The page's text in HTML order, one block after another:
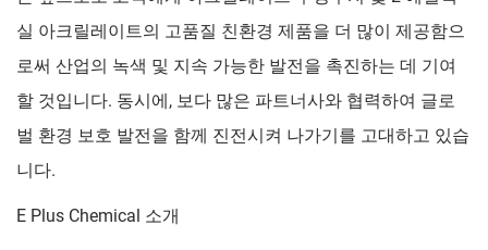
실 아크릴레이트의 고품질 친환경 제품을 더 많이 제공함으
로써 산업의 녹색 및 지속 가능한 발전을 촉진하는 데 기여
할 것입니다. 동시에, 보다 많은 파트너사와 협력하여 글로
벌 환경 보호 발전을 함께 진전시켜 나가기를 고대하고 있습
니다.
E Plus Chemical 소개